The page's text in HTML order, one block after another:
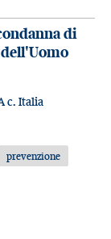
di
c. Italia
prevenzione